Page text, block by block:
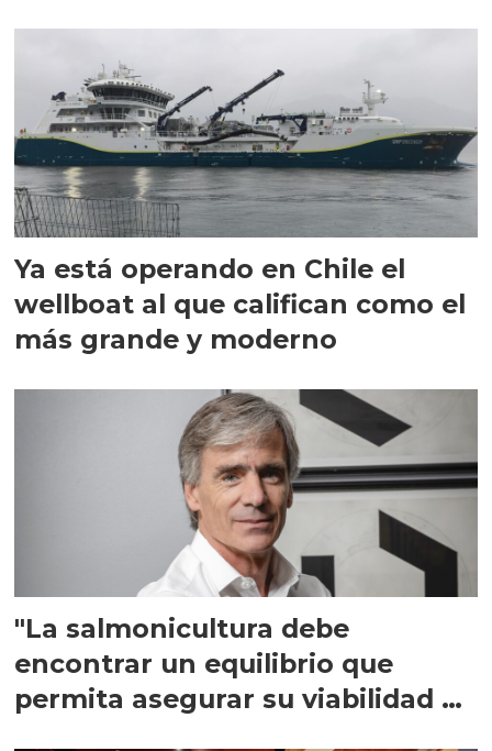
Ya está operando en Chile el
wellboat al que califican como el
más grande y moderno
"La salmonicultura debe
encontrar un equilibrio que
permita asegurar su viabilidad de